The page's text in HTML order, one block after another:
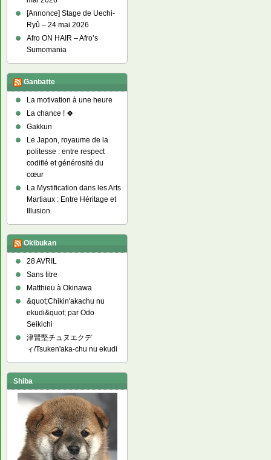
[Annonce] Stage de Uechi-
Ryû – 24 mai 2026
Afro ON HAIR – Afro’s
Sumomania
Ganbatte
La motivation à une heure
La chance ! 🍀
Gakkun
Le Japon, royaume de la
politesse : entre respect
codifié et générosité du
cœur
La Mystification dans les Arts
Martiaux : Entre Héritage et
Illusion
Okibukan
28 AVRIL
Sans titre
Matthieu à Okinawa
&quot;Chikin'akachu nu
ekudi&quot; par Odo
Seikichi
津賢堅チュヌエクデ
ィ/Tsuken'aka-chu nu ekudi
Shiba